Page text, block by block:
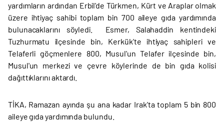
yardımların ardından Erbil'de Türkmen, Kürt ve Araplar olmak
üzere ihtiyaç sahibi toplam bin 700 aileye gıda yardımında
bulunacaklarını söyledi. Esmer, Salahaddin kentindeki
Tuzhurmatu ilçesinde bin, Kerkük'te ihtiyaç sahipleri ve
Telaferli göçmenlere 800, Musul'un Telafer ilçesinde bin,
Musul'un merkezi ve çevre köylerinde de bin gıda kolisi
dağıttıklarını aktardı.
TİKA, Ramazan ayında şu ana kadar Irak'ta toplam 5 bin 800
aileye gıda yardımında bulundu.